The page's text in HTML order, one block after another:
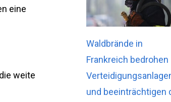
eine
weite
Waldbrände in
Frankreich bedrohen
und beeinträchtigen